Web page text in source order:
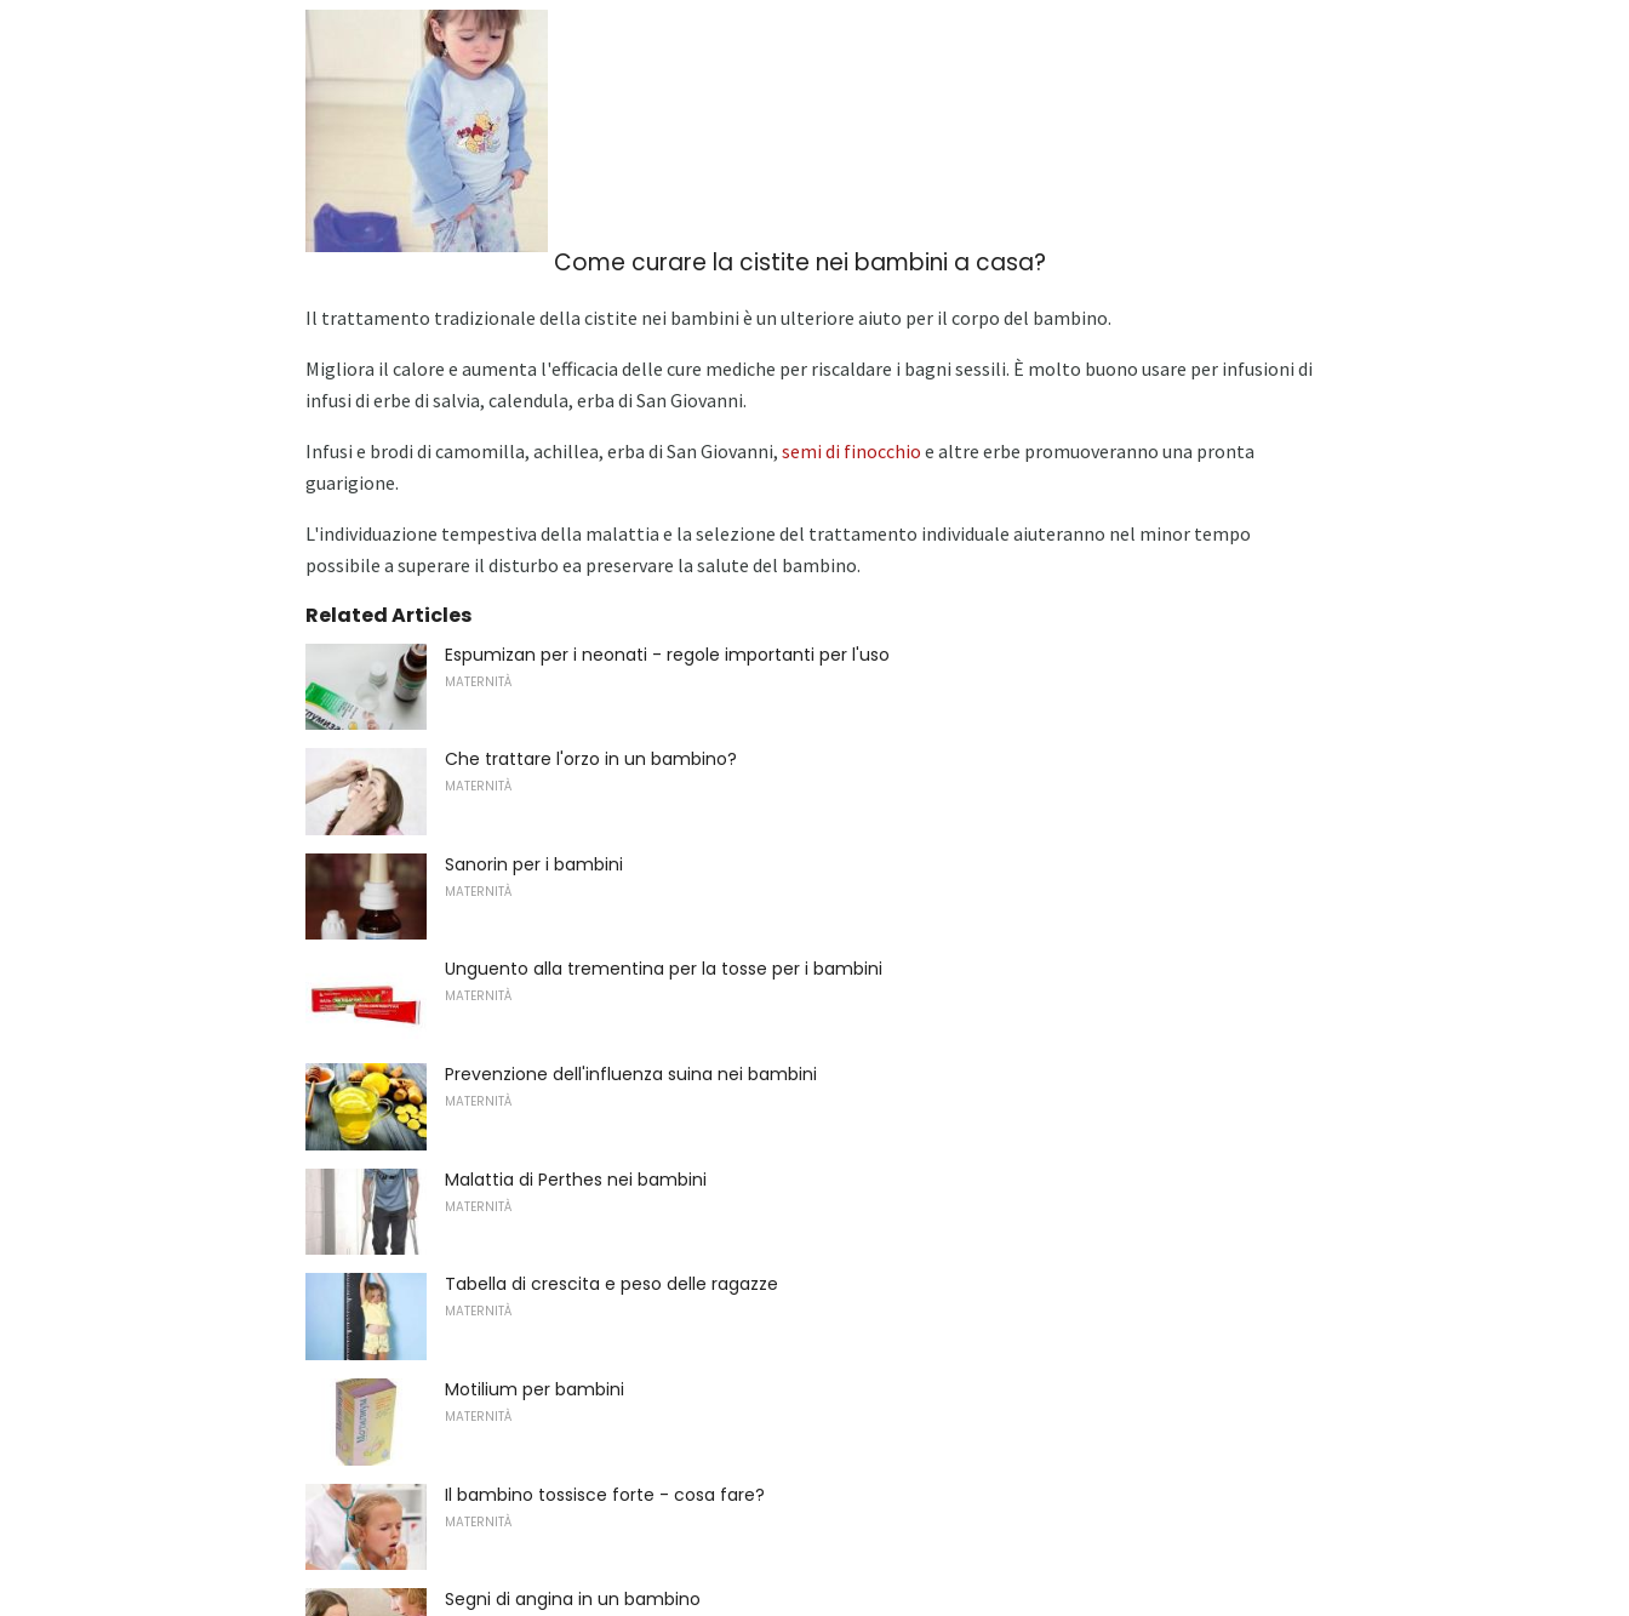
Come curare la cistite nei bambini a casa?
Il trattamento tradizionale della cistite nei bambini è un ulteriore aiuto per il corpo del bambino.
Migliora il calore e aumenta l'efficacia delle cure mediche per riscaldare i bagni sessili. È molto buono usare per infusioni di
infusi di erbe di salvia, calendula, erba di San Giovanni.
Infusi e brodi di camomilla, achillea, erba di San Giovanni, semi di finocchio e altre erbe promuoveranno una pronta
guarigione.
L'individuazione tempestiva della malattia e la selezione del trattamento individuale aiuteranno nel minor tempo
possibile a superare il disturbo ea preservare la salute del bambino.
Related Articles
Espumizan per i neonati - regole importanti per l'uso
MATERNITÀ
Che trattare l'orzo in un bambino?
MATERNITÀ
Sanorin per i bambini
MATERNITÀ
Unguento alla trementina per la tosse per i bambini
MATERNITÀ
Prevenzione dell'influenza suina nei bambini
MATERNITÀ
Malattia di Perthes nei bambini
MATERNITÀ
Tabella di crescita e peso delle ragazze
MATERNITÀ
Motilium per bambini
MATERNITÀ
Il bambino tossisce forte - cosa fare?
MATERNITÀ
Segni di angina in un bambino